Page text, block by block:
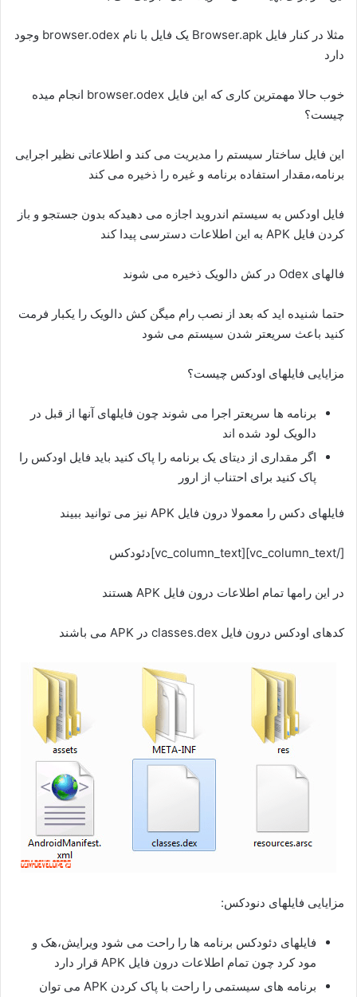
مثلا در کنار فایل Browser.apk یک فایل با نام browser.odex وجود
دارد
خوب حالا مهمترین کاری که این فایل browser.odex انجام میده
چیست؟
این فایل ساختار سیستم را مدیریت می کند و اطلاعاتی نظیر اجرایی
برنامه،مقدار استفاده برنامه و غیره را ذخیره می کند
فایل اودکس به سیستم اندروید اجازه می دهیدکه بدون جستجو و باز
کردن فایل APK به این اطلاعات دسترسی پیدا کند
فالهای Odex در کش دالویک ذخیره می شوند
حتما شنیده اید که بعد از نصب رام میگن کش دالویک را یکبار فرمت
کنید باعث سریعتر شدن سیستم می شود
مزایایی فایلهای اودکس چیست؟
برنامه ها سریعتر اجرا می شوند چون فایلهای آنها از قبل در
دالویک لود شده اند
اگر مقداری از دیتای یک برنامه را پاک کنید باید فایل اودکس را
پاک کنید برای احتناب از ارور
فایلهای دکس را معمولا درون فایل APK نیز می توانید ببیند
[/vc_column_text][vc_column_text]دئودکس
در این رامها تمام اطلاعات درون فایل APK هستند
کدهای اودکس درون فایل classes.dex در APK می باشند
مزایایی فایلهای دنودکس:
فایلهای دئودکس برنامه ها را راحت می شود ویرایش،هک و
مود کرد چون تمام اطلاعات درون فایل APK قرار دارد
برنامه های سیستمی را راحت با پاک کردن APK می توان